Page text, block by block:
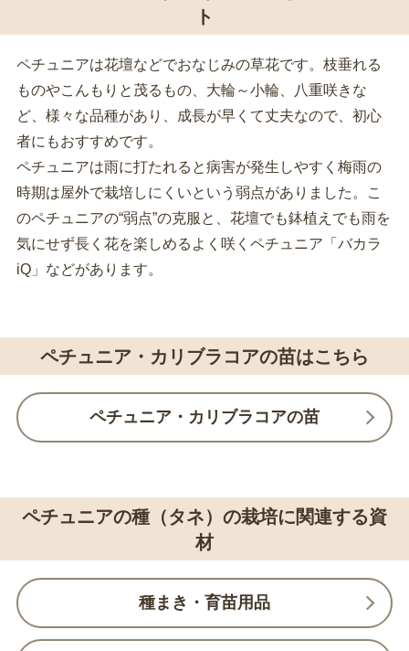
ト
ペチュニアは花壇などでおなじみの草花です。枝垂れる
ものやこんもりと茂るもの、大輪～小輪、八重咲きな
ど、様々な品種があり、成長が早くて丈夫なので、初心
者にもおすすめです。
ペチュニアは雨に打たれると病害が発生しやすく梅雨の
時期は屋外で栽培しにくいという弱点がありました。こ
のペチュニアの“弱点”の克服と、花壇でも鉢植えでも雨を
気にせず長く花を楽しめるよく咲くペチュニア「バカラ
iQ」などがあります。
ペチュニア・カリブラコアの苗はこちら
ペチュニア・カリブラコアの苗
ペチュニアの種（タネ）の栽培に関連する資
材
種まき・育苗用品